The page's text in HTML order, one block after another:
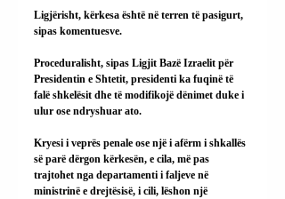
Ligjërisht, kërkesa është në terren të pasigurt,
sipas komentuesve.
Proceduralisht, sipas Ligjit Bazë Izraelit për
Presidentin e Shtetit, presidenti ka fuqinë të
falë shkelësit dhe të modifikojë dënimet duke i
ulur ose ndryshuar ato.
Kryesi i veprës penale ose një i afërm i shkallës
së parë dërgon kërkesën, e cila, më pas
trajtohet nga departamenti i faljeve në
ministrinë e drejtësisë, i cili, lëshon një